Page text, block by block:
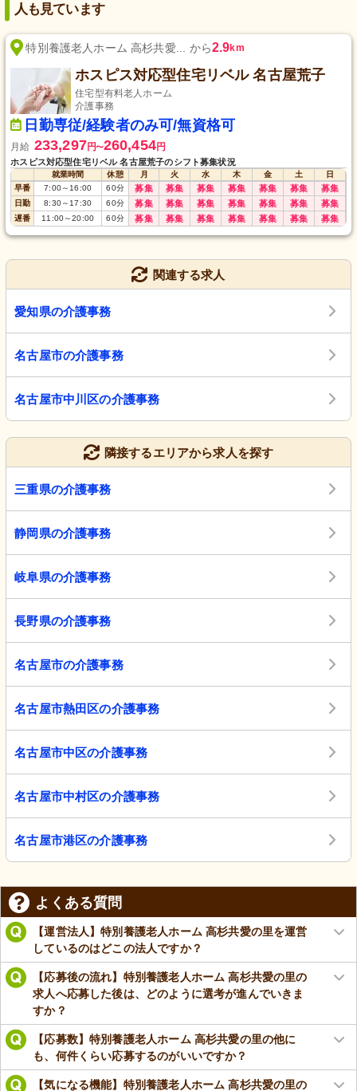
人も見ています
特別養護老人ホーム 高杉共愛... から2.9km
ホスピス対応型住宅リベル 名古屋荒子
住宅型有料老人ホーム
介護事務
日勤専従/経験者のみ可/無資格可
月給 233,297円〜260,454円
ホスピス対応型住宅リベル 名古屋荒子のシフト募集状況
就業時間 休憩 月 火 水 木 金 土
日
早番
7:00～16:00 60分 募集 募集 募集 募集 募集 募集 募集
日勤 8:30～17:30 60分 募集 募集 募集 募集 募集 募集 募集
遅番 11:00～20:00 60分 募集 募集 募集 募集 募集 募集 募集
関連する求人
愛知県の介護事務
名古屋市の介護事務
名古屋市中川区の介護事務
隣接するエリアから求人を探す
三重県の介護事務
静岡県の介護事務
岐阜県の介護事務
長野県の介護事務
名古屋市の介護事務
名古屋市熱田区の介護事務
名古屋市中区の介護事務
名古屋市中村区の介護事務
名古屋市港区の介護事務
よくある質問
【運営法人】特別養護老人ホーム 高杉共愛の里を運営
しているのはどこの法人ですか？
【応募後の流れ】特別養護老人ホーム 高杉共愛の里の
求人へ応募した後は、どのように選考が進んでいきま
すか？
【応募数】特別養護老人ホーム 高杉共愛の里の他に
も、何件くらい応募するのがいいですか？
【気になる機能】特別養護老人ホーム 高杉共愛の里の